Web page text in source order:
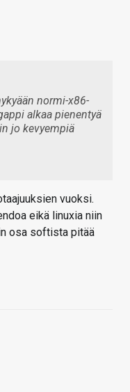
normi-x86-
alkaa pienentyä
jo kevyempiä
vuoksi.
eikä linuxia niin
osa softista pitää